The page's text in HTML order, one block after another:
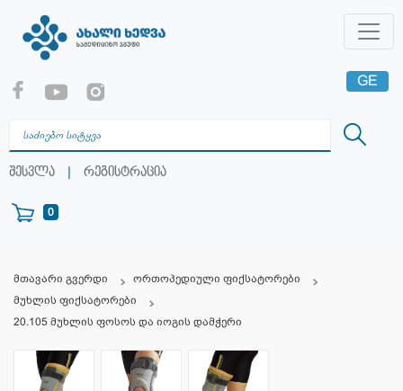
შესვლა | რეგისტრაცია
0
GE
RU
მთავარი გვერდი
ორთოპედიული ფიქსატორები
მუხლის ფიქსატორები
20.105 მუხლის ფოსოს და იოგის დამჭერი